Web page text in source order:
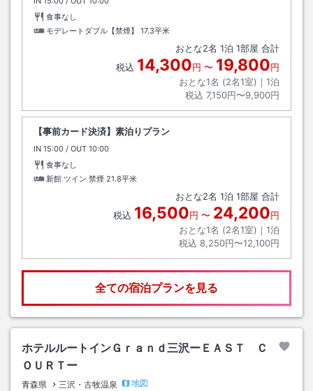
食事なし
モデレートダブル【禁煙】
17.3平米
おとな2名 1泊 1部屋 合計
税込 14,300円 〜 19,800円
おとな1名 (2名1室)｜ 1泊
税込 7,150円〜9,900円
【事前カード決済】素泊りプラン
IN チェックイン
15:00 / OUT チェックアウト
10:00
食事なし
新館 ツイン 禁煙 21.8平米
おとな2名 1泊 1部屋 合計
税込 16,500円 〜 24,200円
おとな1名 (2名1室)｜ 1泊
税込 8,250円〜12,100円
全ての宿泊プランを見る
ホテルルートインＧｒａｎｄ三沢ーＥＡＳＴ Ｃ
ＯＵＲＴー
青森県 三沢・古牧温泉
地図